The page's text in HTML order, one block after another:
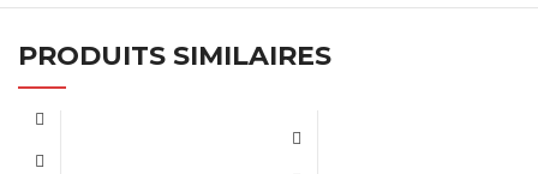
PRODUITS SIMILAIRES